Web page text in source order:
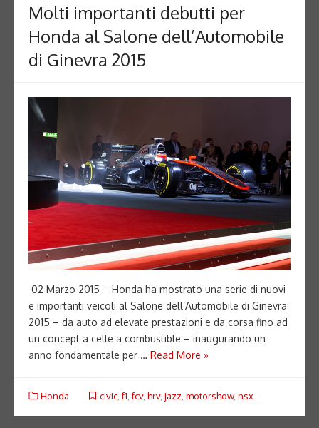
Molti importanti debutti per
Honda al Salone dell’Automobile
di Ginevra 2015
02 Marzo 2015 – Honda ha mostrato una serie di nuovi
e importanti veicoli al Salone dell’Automobile di Ginevra
2015 – da auto ad elevate prestazioni e da corsa fino ad
un concept a celle a combustible – inaugurando un
anno fondamentale per … Read More »
Honda civic,f1 ,fcv, hrv, jazz motorshow, nsx